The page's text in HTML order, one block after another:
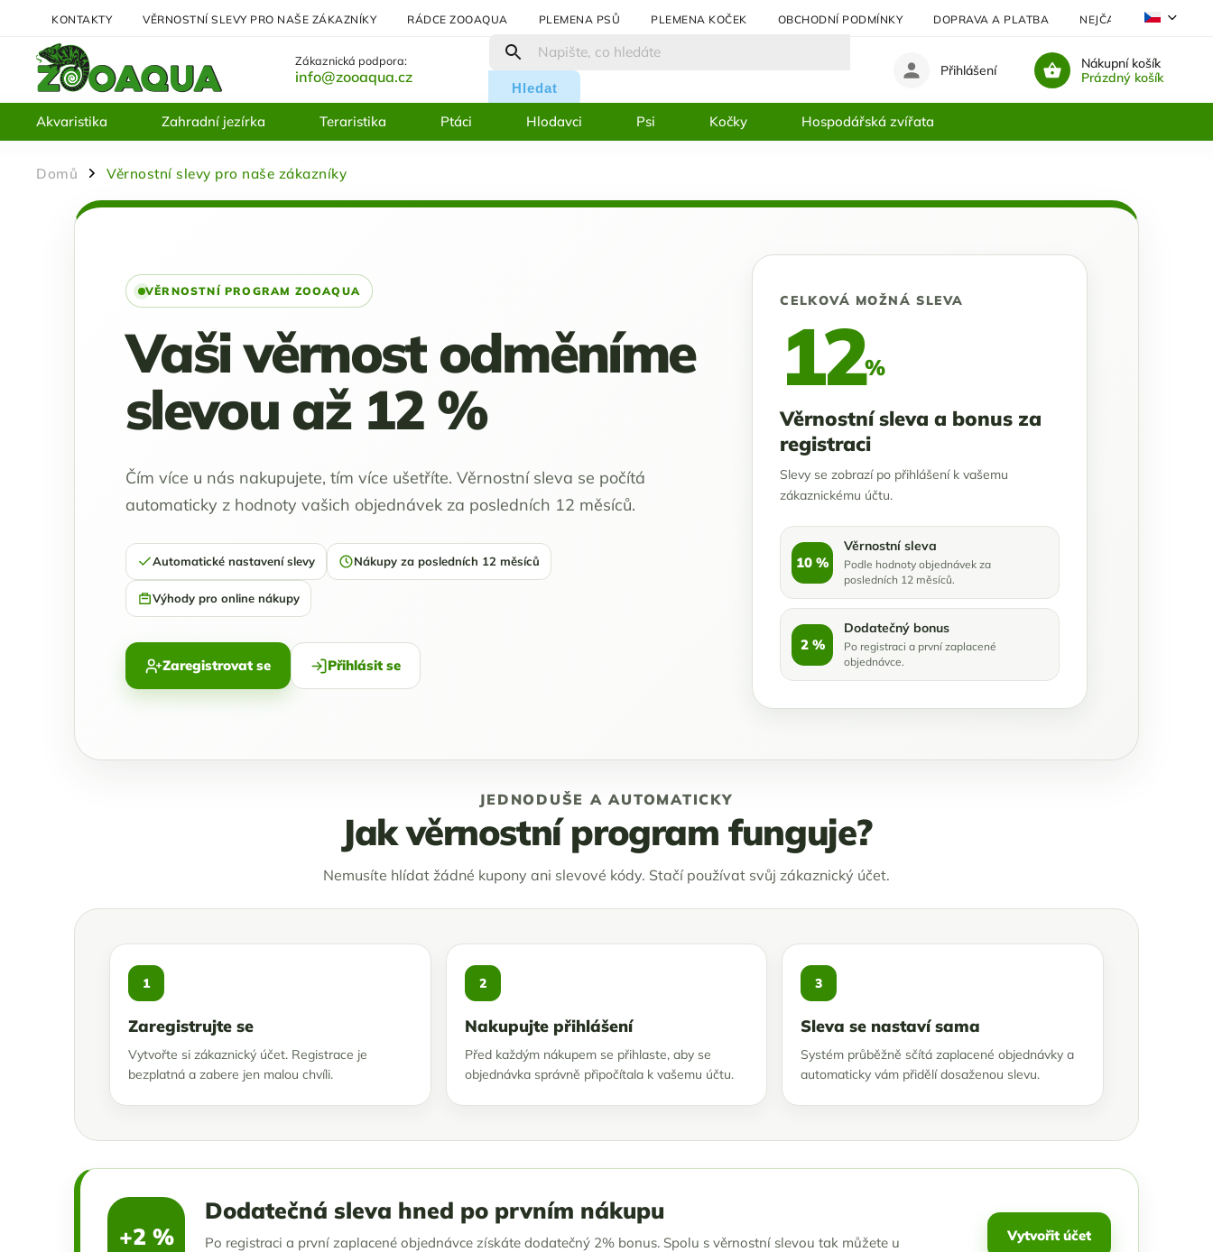
KONTAKTY VĚRNOSTNÍ SLEVY PRO NAŠE ZÁKAZNÍKY RÁDCE ZOOAQUA PLEMENA PSŮ PLEMENA KOČEK OBCHODNÍ PODMÍNKY DOPRAVA A PLATBA NEJČASTĚJI KLADENÉ
Zákaznická podpora:
info@zooaqua.cz
Hledat
Nákupní košík
Prázdný košík
Přihlášení
Akvaristika Zahradní jezírka Teraristika Ptáci Hlodavci Psi Kočky Hospodářská zvířata
Domů / Věrnostní slevy pro naše zákazníky
VĚRNOSTNÍ PROGRAM ZOOAQUA
Vaši věrnost odměníme
slevou až 12 %
Čím více u nás nakupujete, tím více ušetříte. Věrnostní sleva se počítá
automaticky z hodnoty vašich objednávek za posledních 12 měsíců.
Automatické nastavení slevy Nákupy za posledních 12 měsíců
Výhody pro online nákupy
Zaregistrovat se Přihlásit se
CELKOVÁ MOŽNÁ SLEVA
12%
Věrnostní sleva a bonus za
registraci
Slevy se zobrazí po přihlášení k vašemu
zákaznickému účtu.
10 %
Věrnostní sleva
Podle hodnoty objednávek za
posledních 12 měsíců.
2 %
Dodatečný bonus
Po registraci a první zaplacené
objednávce.
JEDNODUŠE A AUTOMATICKY
Jak věrnostní program funguje?
Nemusíte hlídat žádné kupony ani slevové kódy. Stačí používat svůj zákaznický účet.
1
Zaregistrujte se
Vytvořte si zákaznický účet. Registrace je
bezplatná a zabere jen malou chvíli.
2
Nakupujte přihlášení
Před každým nákupem se přihlaste, aby se
objednávka správně připočítala k vašemu účtu.
3
Sleva se nastaví sama
Systém průběžně sčítá zaplacené objednávky a
automaticky vám přidělí dosaženou slevu.
+2 %
Dodatečná sleva hned po prvním nákupu
Po registraci a první zaplacené objednávce získáte dodatečný 2% bonus. Spolu s věrnostní slevou tak můžete u
Vytvořit účet